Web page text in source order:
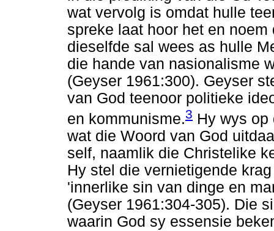
wat vervolg is omdat hulle
spreke laat hoor het en
dieselfde sal wees as hulle
die hande van nasionalisme
(Geyser 1961:300). Geyser
van God teenoor politieke
en kommunisme.3 Hy wys op
wat die Woord van God
self, naamlik die Christelike
Hy stel die vernietigende
'innerlike sin van dinge en
(Geyser 1961:304-305). Die
waarin God sy essensie